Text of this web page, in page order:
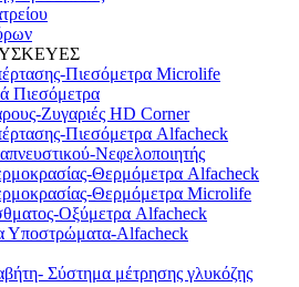
Πιεσόμετρα Microlife
Πιεσόμετρα
Ζυγαριές HD Corner
Πιεσόμετρα Alfacheck
Νεφελοποιητής
Θερμόμετρα Alfacheck
Θερμόμετρα Microlife
Οξύμετρα Alfacheck
Υποστρώματα-Alfacheck
Σύστημα μέτρησης γλυκόζης